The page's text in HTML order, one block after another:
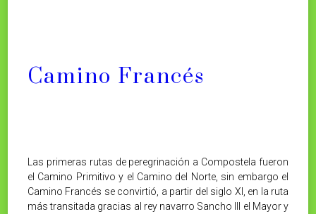
Camino Francés
Las primeras rutas de peregrinación a Compostela fueron
el Camino Primitivo y el Camino del Norte, sin embargo el
Camino Francés se convirtió, a partir del siglo XI, en la ruta
más transitada gracias al rey navarro Sancho III el Mayor y